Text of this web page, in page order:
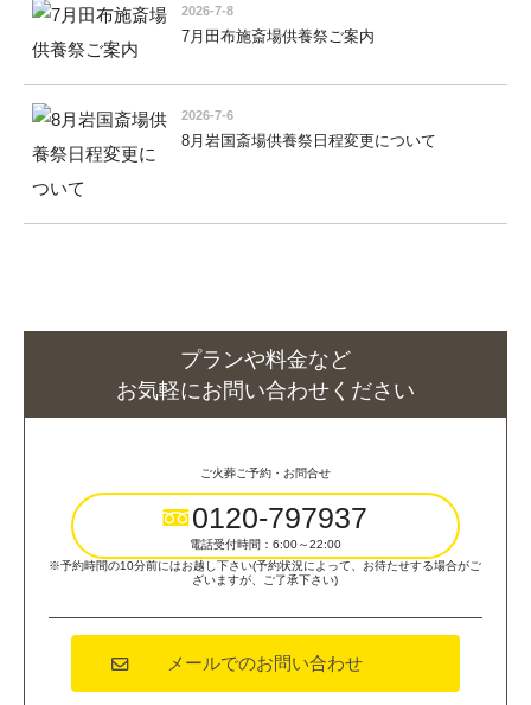
2026-7-8
7月田布施斎場供養祭ご案内
2026-7-6
8月岩国斎場供養祭日程変更について
プランや料金など
お気軽にお問い合わせください
ご火葬ご予約・お問合せ
0120-797937
電話受付時間：6:00～22:00
※予約時間の10分前にはお越し下さい(予約状況によって、お待たせする場合がご
ざいますが、ご了承下さい)
メールでのお問い合わせ